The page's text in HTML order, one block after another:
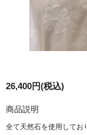
26,400円(税込)
商品説明
全て天然石を使用して